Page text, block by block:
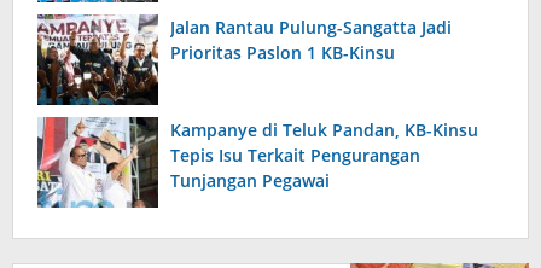
Jalan Rantau Pulung-Sangatta Jadi
Prioritas Paslon 1 KB-Kinsu
Kampanye di Teluk Pandan, KB-Kinsu
Tepis Isu Terkait Pengurangan
Tunjangan Pegawai